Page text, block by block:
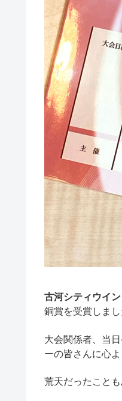
古河シティウイ
銅賞を受賞しまし
大会関係者、当
ーの皆さんに心
荒天だったこと